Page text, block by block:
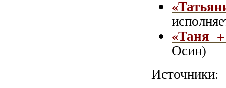
«Таня
Осин)
Источники: